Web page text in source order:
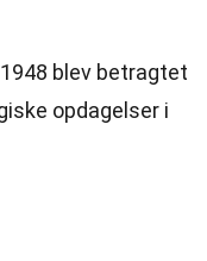
blev betragtet
opdagelser i